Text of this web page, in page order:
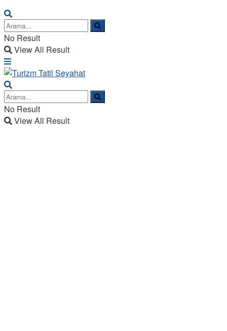
No Result
View All Result
No Result
View All Result